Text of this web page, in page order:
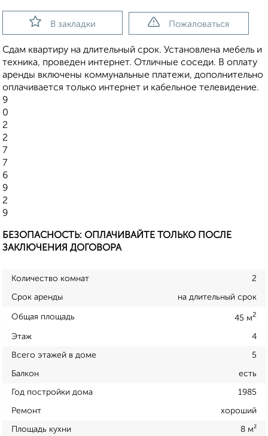
В закладки Пожаловаться
Сдам квартиру на длительный срок. Установлена мебель и
техника, проведен интернет. Отличные соседи. В оплату
аренды включены коммунальные платежи, дополнительно
оплачивается только интернет и кабельное телевидение.
9
0
2
2
7
7
6
9
2
9
БЕЗОПАСНОСТЬ: ОПЛАЧИВАЙТЕ ТОЛЬКО ПОСЛЕ
ЗАКЛЮЧЕНИЯ ДОГОВОРА
Количество комнат 2
Срок аренды на длительный срок
Общая площадь 45 м2
Этаж 4
Всего этажей в доме 5
Балкон есть
Год постройки дома 1985
Ремонт хороший
Площадь кухни 8 м²